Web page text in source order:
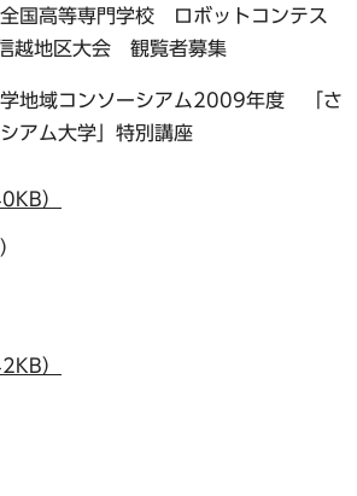
国高等専門学校 ロボットコンテス
越地区大会 観覧者募集
学地域コンソーシアム2009年度 「さ
アム大学」特別講座
）
）